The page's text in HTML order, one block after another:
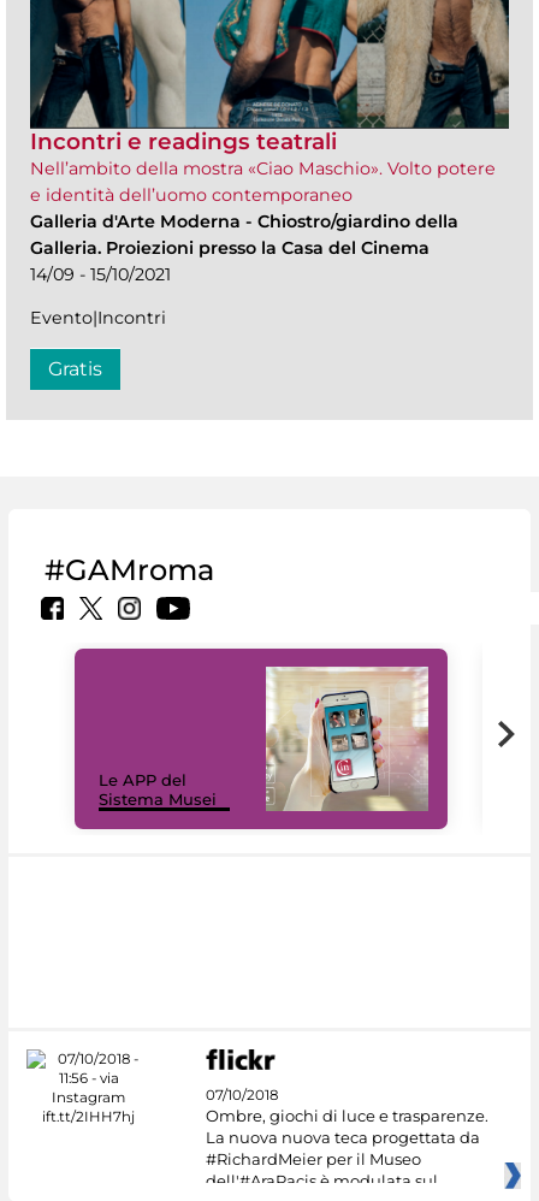
Incontri e readings teatrali
Nell’ambito della mostra «Ciao Maschio». Volto potere
e identità dell’uomo contemporaneo
Galleria d'Arte Moderna - Chiostro/giardino della
Galleria. Proiezioni presso la Casa del Cinema
14/09 - 15/10/2021
Evento|Incontri
Gratis
#GAMroma
Le APP del
Sistema Musei
07/10/2018
Ombre, giochi di luce e trasparenze.
La nuova nuova teca progettata da
#RichardMeier per il Museo
dell'#AraPacis è modulata sul